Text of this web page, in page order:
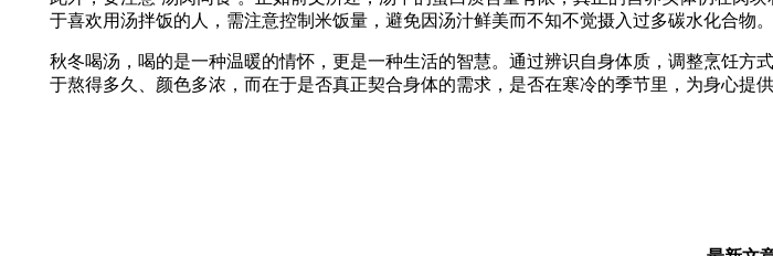
于喜欢用汤拌饭的人，需注意控制米饭量，避免因汤汁鲜美而不知不觉摄入过多碳水化合物。
秋冬喝汤，喝的是一种温暖的情怀，更是一种生活的智慧。通过辨识自身体质，调整烹饪
于熬得多久、颜色多浓，而在于是否真正契合身体的需求，是否在寒冷的季节里，为身心提